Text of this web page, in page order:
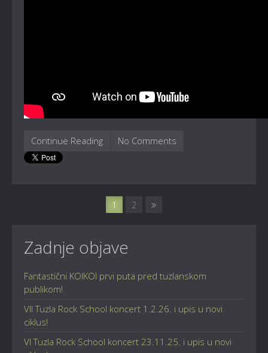
Continue Reading No Comments
1 2
Zadnje objave
Fantastični KOIKOI prvi puta pred tuzlanskom
publikom!
VII Tuzla Rock School koncert 1.2.26. i upis u novi
ciklus!
VI Tuzla Rock School koncert 23.11.25. i upis u novi